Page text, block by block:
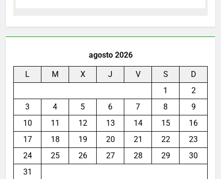
agosto 2026
L M X J V S
D
1
2
3
4 5 6 7 8
9
10
11 12 13 14 15
16
17
18 19 20 21 22
23
24
25 26 27 28 29
30
31